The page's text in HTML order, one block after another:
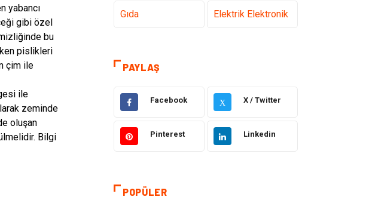
yabancı
gibi özel
bu
pislikleri
çim ile
ile
zeminde
oluşan
Bilgi
Gıda Elektrik Elektronik
Yazılım
Taşımacılık
Hukuk Giyim
Yapı İnşaat
PAYLAŞ
Facebook X X / Twitter
Pinterest Linkedin
POPÜLER